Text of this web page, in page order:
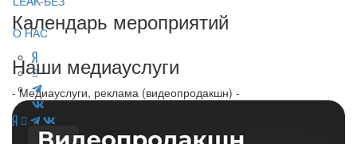
О НАС
Календарь мероприятий
Наши медиауслуги
- Медиауслуги, реклама (видеопродакшн) -